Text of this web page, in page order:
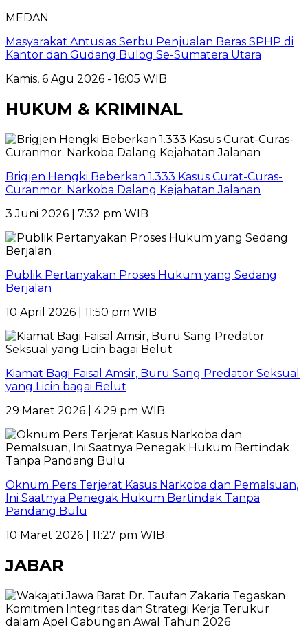
MEDAN
Masyarakat Antusias Serbu Penjualan Beras SPHP di
Kantor dan Gudang Bulog Se-Sumatera Utara
Kamis, 6 Agu 2026 - 16:05 WIB
HUKUM & KRIMINAL
Brigjen Hengki Beberkan 1.333 Kasus Curat-Curas-
Curanmor: Narkoba Dalang Kejahatan Jalanan
3 Juni 2026 | 7:32 pm WIB
Publik Pertanyakan Proses Hukum yang Sedang
Berjalan
10 April 2026 | 11:50 pm WIB
Kiamat Bagi Faisal Amsir, Buru Sang Predator Seksual
yang Licin bagai Belut
29 Maret 2026 | 4:29 pm WIB
Oknum Pers Terjerat Kasus Narkoba dan Pemalsuan,
Ini Saatnya Penegak Hukum Bertindak Tanpa
Pandang Bulu
10 Maret 2026 | 11:27 pm WIB
JABAR